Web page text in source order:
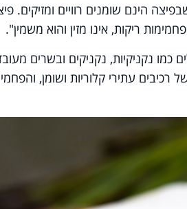
הינם שומנים רוויים ומזיקים.
ריקות, אינו מזין והוא משמין".
כמו נקניקיות, נקניקים ובשרים
עתירי קלוריות ושומן,